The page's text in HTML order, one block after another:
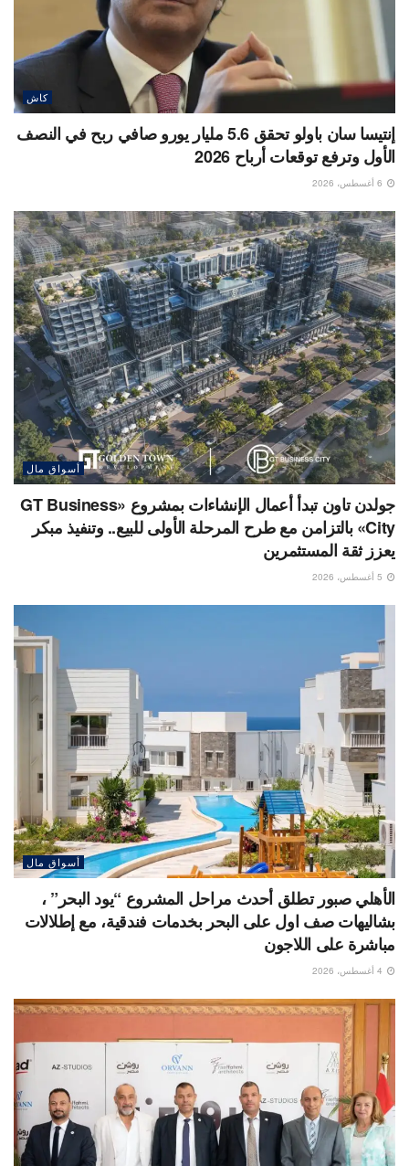
كاش
إنتيسا سان باولو تحقق 5.6 مليار يورو صافي ربح في النصف
الأول وترفع توقعات أرباح 2026
أسواق مال
جولدن تاون تبدأ أعمال الإنشاءات بمشروع «GT Business
City» بالتزامن مع طرح المرحلة الأولى للبيع.. وتنفيذ مبكر
يعزز ثقة المستثمرين
أسواق مال
الأهلي صبور تطلق أحدث مراحل المشروع “يود البحر” ،
بشاليهات صف اول على البحر بخدمات فندقية، مع إطلالات
مباشرة على اللاجون